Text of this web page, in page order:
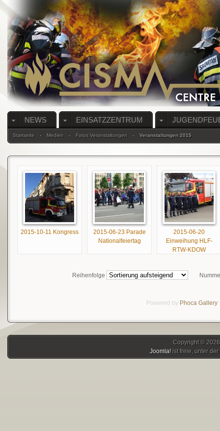
NEWS EINSATZZENTRUM
Startseite Medien Fotos Veranstaltungen Veranstaltungen 2015
2015-10-11 Kongress
2015-06-23 Parade
Nationalfeiertag
2015-06-20
Einweihung HLF-
RTW-KDOW
Reihenfolge
Powered by Phoca Gallery
Copyright ©
Joomla! ist freie, unter der